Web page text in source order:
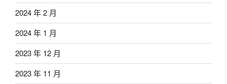
2024 年 2 月
2024 年 1 月
2023 年 12 月
2023 年 11 月